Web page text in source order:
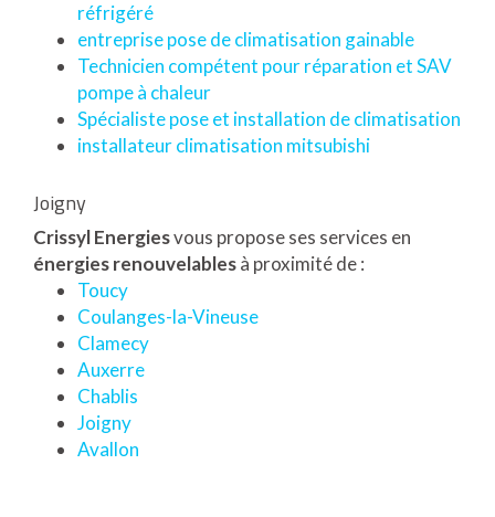
réfrigéré
entreprise pose de climatisation gainable
Technicien compétent pour réparation et SAV
pompe à chaleur
Spécialiste pose et installation de climatisation
installateur climatisation mitsubishi
Joigny
Crissyl Energiesvous propose ses services en
énergies renouvelablesà proximité de :
Toucy
Coulanges-la-Vineuse
Clamecy
Auxerre
Chablis
Joigny
Avallon